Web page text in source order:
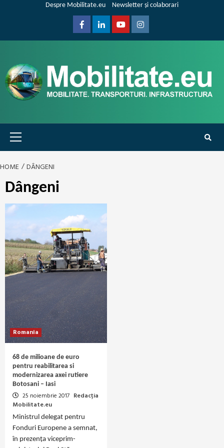
Despre Mobilitate.eu Newsletter și colaborari
FacebookLinkedinYoutubeInstagram
Primary
Menu
HOME DÂNGENI
Dângeni
Romania
68 de milioane de euro
pentru reabilitarea si
modernizarea axei rutiere
Botosani – Iasi
25 noiembrie 2017 Redacția
Mobilitate.eu
Ministrul delegat pentru
Fonduri Europene a semnat,
în prezența viceprim-